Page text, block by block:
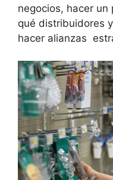
negocios, hacer un
qué distribuidores
hacer alianzas